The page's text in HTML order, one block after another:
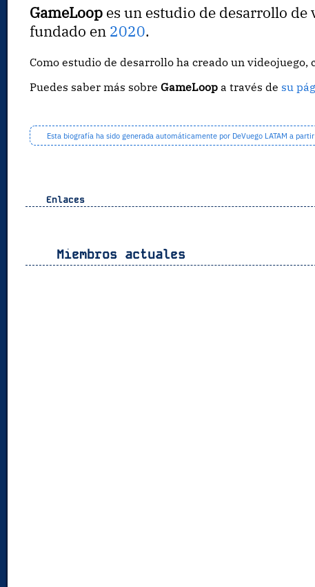
GameLoop es un estudio de desarrollo de
fundado en 2020.
Como estudio de desarrollo ha creado un
Puedes saber más sobreGameLoop a través de su
Esta biografía ha sido generada automáticamente por DeVuego LATAM a
Enlaces
Miembros actuales